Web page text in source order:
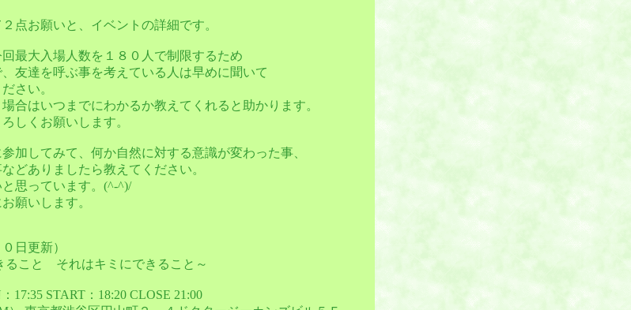
点お願いと、イベントの詳細です。
最大入場人数を１８０人で制限するため
友達を呼ぶ事を考えている人は早めに聞いて
さい。
合はいつまでにわかるか教えてくれると助かります。
しくお願いします。
加してみて、何か自然に対する意識が変わった事、
どありましたら教えてください。
思っています。(^-^)/
願いします。
日更新）
ること それはキミにできること～
17:35 START：18:20 CLOSE 21:00